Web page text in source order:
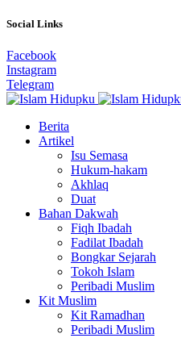
Social Links
Facebook
Instagram
Telegram
Berita
Artikel
Isu Semasa
Hukum-hakam
Akhlaq
Duat
Bahan Dakwah
Fiqh Ibadah
Fadilat Ibadah
Bongkar Sejarah
Tokoh Islam
Peribadi Muslim
Kit Muslim
Kit Ramadhan
Peribadi Muslim